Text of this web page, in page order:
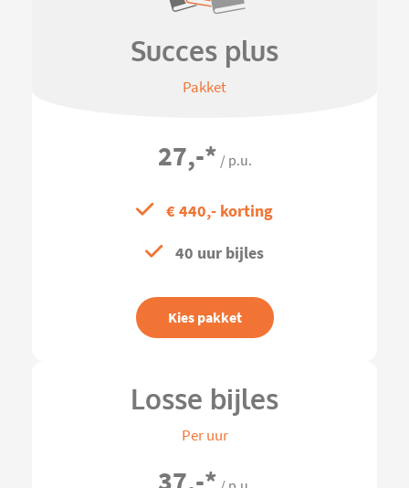
Succes plus
Pakket
27,-* / p.u.
€ 440,- korting
40 uur bijles
Kies pakket
Losse bijles
Per uur